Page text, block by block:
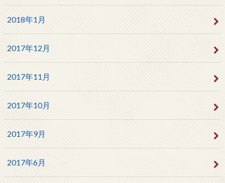
2018年1月
2017年12月
2017年11月
2017年10月
2017年9月
2017年6月